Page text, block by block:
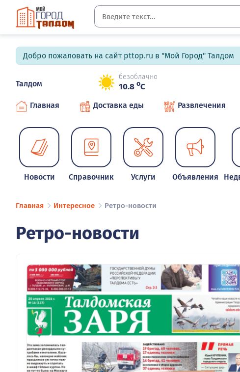
Добро пожаловать на сайт pttop.ru в "Мой Город" Талдом
Талдом
безоблачно
10.8 oC
Главная Доставка еды Развлечения
Новости Справочник Услуги Объявления
Главная Интересное Ретро-новости
Ретро-новости